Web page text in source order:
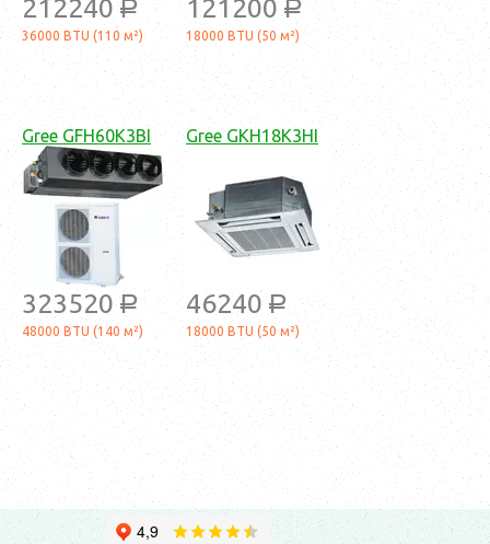
212240 a
36000 BTU (110 м²)
121200 a
18000 BTU (50 м²)
Gree GFH60K3BI
323520 a
48000 BTU (140 м²)
Gree GKH18K3HI
46240 a
18000 BTU (50 м²)